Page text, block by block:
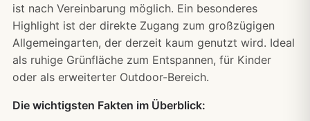
ist nach Vereinbarung möglich. Ein besonderes
Highlight ist der direkte Zugang zum großzügigen
Allgemeingarten, der derzeit kaum genutzt wird. Ideal
als ruhige Grünfläche zum Entspannen, für Kinder
oder als erweiterter Outdoor-Bereich.
Die wichtigsten Fakten im Überblick: